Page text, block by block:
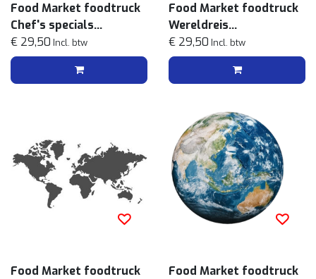
Food Market foodtruck
Chef's specials
streetfoodmenu
€ 29,50 Incl. btw
Food Market foodtruck
Wereldreis
streetfoodmenu
€ 29,50 Incl. btw
Food Market foodtruck
Food Market foodtruck